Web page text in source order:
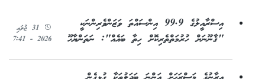
އިސްރާއީލުގެ 99.9 އިންސައްތަ ވަޒަންވެރިންނަކީ
"ޤާނޫނަށް ހުރުމަތްތެރިކޮށް ހިތާ ބައެއް": ނަތަންޔާހޫ
31 ޖުލައި
2026 - 7:41